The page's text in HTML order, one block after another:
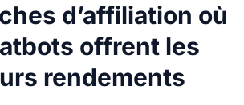
d’affiliation où
offrent les
rendements